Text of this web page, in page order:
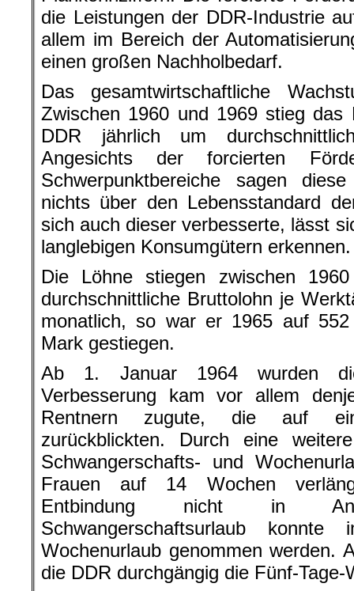
die Leistungen der DDR-Industrie
allem im Bereich der
einen großen Nachholbedarf.
Das gesamtwirtschaftliche
Zwischen 1960 und 1969 stieg das
DDR jährlich um
Angesichts der forcierten
Schwerpunktbereiche sagen
nichts über den Lebensstandard
sich auch dieser verbesserte, lässt
langlebigen Konsumgütern erkennen.
Die Löhne stiegen zwischen
durchschnittliche Bruttolohn je
monatlich, so war er 1965 auf
Mark gestiegen.
Ab 1. Januar 1964 wurden
Verbesserung kam vor allem
Rentnern zugute, die auf
zurückblickten. Durch eine
Schwangerschafts- und
Frauen auf 14 Wochen
Entbindung nicht in
Schwangerschaftsurlaub
Wochenurlaub genommen werden.
die DDR durchgängig die Fünf-Tage-